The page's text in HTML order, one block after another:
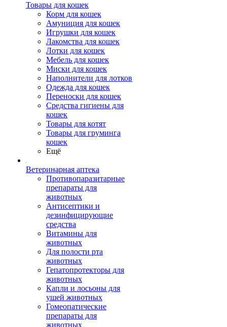
Товары для кошек
Корм для кошек
Амуниция для кошек
Игрушки для кошек
Лакомства для кошек
Лотки для кошек
Мебель для кошек
Миски для кошек
Наполнители для лотков
Одежда для кошек
Переноски для кошек
Средства гигиены для
кошек
Товары для котят
Товары для груминга
кошек
Ещё
Ветеринарная аптека
Противопаразитарные
препараты для
животных
Антисептики и
дезинфицирующие
средства
Витамины для
животных
Для полости рта
животных
Гепатопротекторы для
животных
Капли и лосьоны для
ушей животных
Гомеопатические
препараты для
животных